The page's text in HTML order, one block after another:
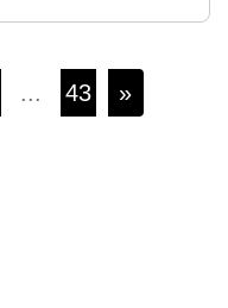
... 43 »